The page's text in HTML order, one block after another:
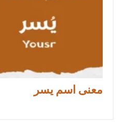
معنى اسم يسر